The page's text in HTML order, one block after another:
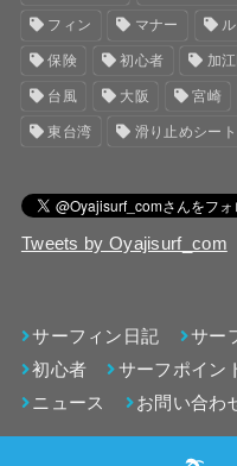
フィン マナー
保険 初心者 加江
台風 大阪 宮崎
東台湾 滑り止めシート
Tweets by Oyajisurf_com
サーフィン日記 サー
初心者
サーフポイン
ニュース
お問い合わ